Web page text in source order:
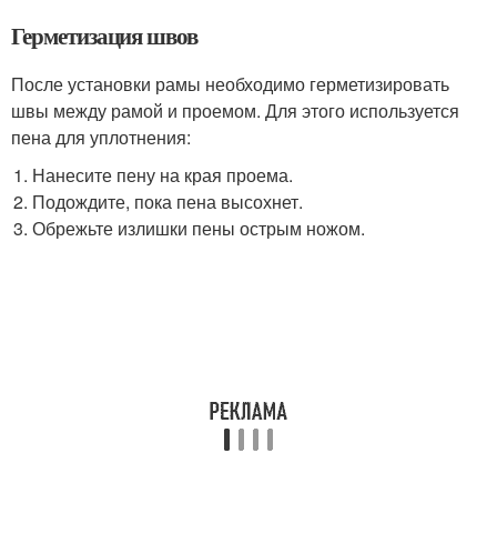
Герметизация швов
После установки рамы необходимо герметизировать
швы между рамой и проемом. Для этого используется
пена для уплотнения:
Нанесите пену на края проема.
Подождите, пока пена высохнет.
Обрежьте излишки пены острым ножом.